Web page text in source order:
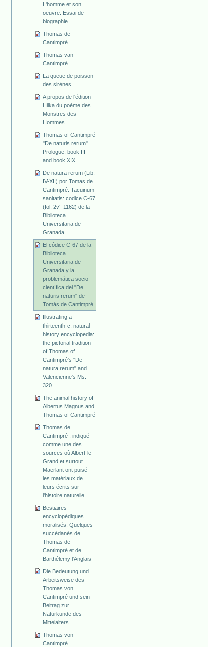
L'homme et son
oeuvre. Essai de
biographie
Thomas de
Cantimpré
Thomas van
Cantimpré
La queue de poisson
des sirènes
A propos de l'édition
Hilka du poème des
Monstres des
Hommes
Thomas of Cantimpré
"De naturis rerum".
Prologue, book III
and book XIX
De natura rerum (Lib.
IV-XII) por Tomas de
Cantimpré. Tacuinum
sanitatis: codice C-67
(fol. 2v°-1162) de la
Biblioteca
Universitaria de
Granada
El códice C-67 de la
Biblioteca
Universitaria de
Granada y la
problemática socio-
científica del "De
naturis rerum" de
Tomás de Cantimpré
Illustrating a
thirteenth-c. natural
history encyclopedia:
the pictorial tradition
of Thomas of
Cantimpré's "De
natura rerum" and
Valencienne's Ms.
320
The animal history of
Albertus Magnus and
Thomas of Cantimpré
Thomas de
Cantimpré : indiqué
comme une des
sources où Albert-le-
Grand et surtout
Maerlant ont puisé
les matériaux de
leurs écrits sur
l'histoire naturelle
Bestiaires
encyclopédiques
moralisés. Quelques
succédanés de
Thomas de
Cantimpré et de
Barthélemy l'Anglais
Die Bedeutung und
Arbeitsweise des
Thomas von
Cantimpré und sein
Beitrag zur
Naturkunde des
Mittelalters
Thomas von
Cantimpré